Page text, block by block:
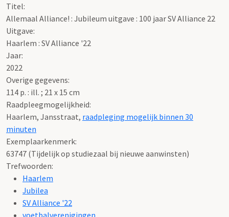
Titel:
Allemaal Alliance! : Jubileum uitgave : 100 jaar SV Alliance 22
Uitgave:
Haarlem : SV Alliance '22
Jaar:
2022
Overige gegevens:
114 p. : ill. ; 21 x 15 cm
Raadpleegmogelijkheid:
Haarlem, Jansstraat, raadpleging mogelijk binnen 30
minuten
Exemplaarkenmerk:
63747 (Tijdelijk op studiezaal bij nieuwe aanwinsten)
Trefwoorden:
Haarlem
Jubilea
SV Alliance '22
voetbalverenigingen